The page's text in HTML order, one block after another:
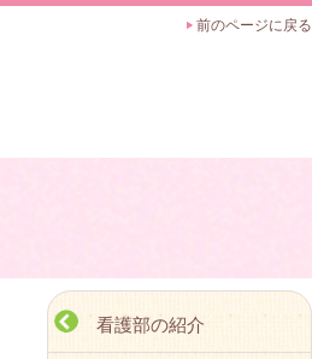
前のページに戻る
看護部の紹介